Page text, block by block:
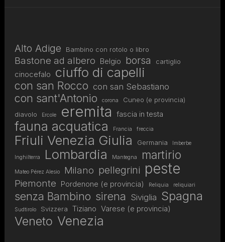
Alto Adige Bambino con rotolo o libro
Bastone ad albero Belgio borsa cartiglio
cinocefalo ciuffo di capelli
con san Rocco con san Sebastiano
con sant'Antonio corona
Cuneo (e provincia)
diavolo
Ercole eremita fascia in testa
fauna acquatica Francia freccia
Friuli Venezia Giulia Germania Imberbe
Inghilterra Lombardia Mantegna martirio
Mateo Pérez Alesio Milano pellegrini peste
Piemonte Pordenone (e provincia) Reliquia reliquiari
senza Bambino sirena Siviglia Spagna
Sudtirolo Svizzera Tiziano Varese (e provincia)
Veneto Venezia